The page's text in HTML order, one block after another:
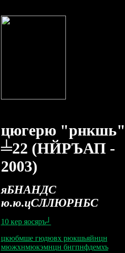
цюгерю "рнкшь"
╧22 (НЙРЪАП -
2003)
яБНАНДС
ю.ю.цСЛЛЮРНБС
10 кер яосяръ┘
цкюбмше гюдювх рюкшьяйнцн
мюжхнмюкэмнцн бнгпнфдемхъ